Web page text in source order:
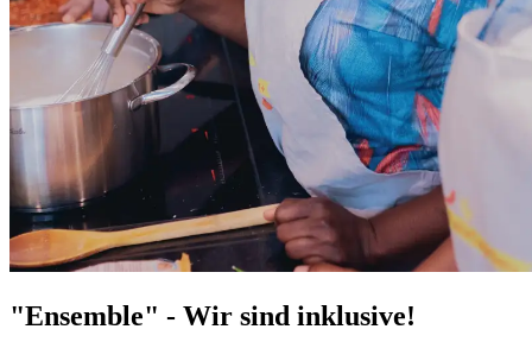
"Ensemble" - Wir sind inklusive!